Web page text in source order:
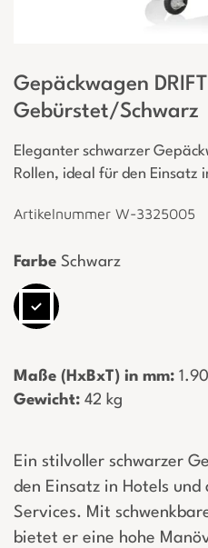
Gepäckwagen
Gebürstet/Schwarz
Eleganter schwarzer
Rollen, ideal für den Einsatz
Artikelnummer W-3325005
Farbe Schwarz
Maße (HxBxT) in mm:
Gewicht: ­ 42 kg
Ein stilvoller schwarzer
den Einsatz in Hotels
Services. Mit
bietet er eine hohe